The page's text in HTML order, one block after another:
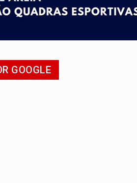
de MC's acontece neste sábado
de plástico ou petróleo em ovos
GOOGLE